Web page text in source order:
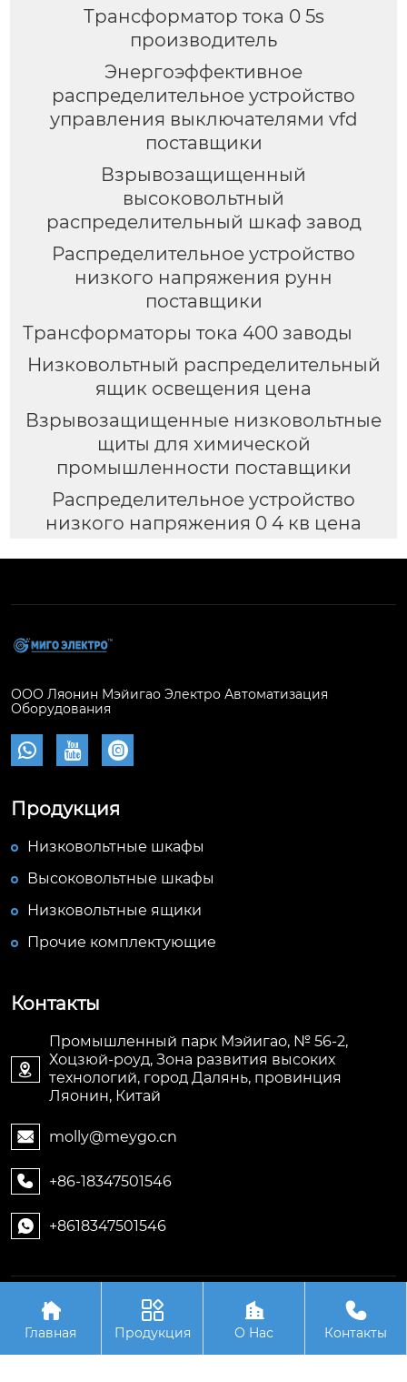
Трансформатор тока 0 5s
производитель
Энергоэффективное
распределительное устройство
управления выключателями vfd
поставщики
Взрывозащищенный
высоковольтный
распределительный шкаф завод
Распределительное устройство
низкого напряжения рунн
поставщики
Трансформаторы тока 400 заводы
Низковольтный распределительный
ящик освещения цена
Взрывозащищенные низковольтные
щиты для химической
промышленности поставщики
Распределительное устройство
низкого напряжения 0 4 кв цена
ООО Ляонин Мэйигао Электро Автоматизация
Оборудования
  
Продукция
Низковольтные шкафы
Высоковольтные шкафы
Низковольтные ящики
Прочие комплектующие
Контакты

Промышленный парк Мэйигао, № 56-2,
Хоцзюй-роуд, Зона развития высоких
технологий, город Далянь, провинция
Ляонин, Китай
 molly@meygo.cn
 +86-18347501546
 +8618347501546
Авторское право©ООО Ляонин Мэйигао Электро
Автоматизация Оборудования

Главная

Продукция

О Hас

Контакты